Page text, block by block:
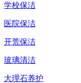
学校保洁
医院保洁
开荒保洁
玻璃清洁
大理石养护